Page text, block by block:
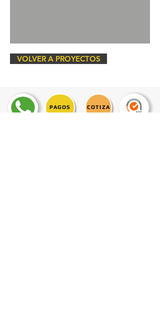
VOLVER A PROYECTOS
PAGOS COTIZA